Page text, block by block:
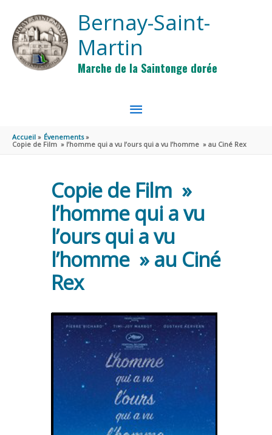
Bernay-Saint-
Martin
Marche de la Saintonge dorée
MENU
PRINCIPAL
Accueil
Évenements
Copie de Film » l’homme qui a vu l’ours qui a vu l’homme » au Ciné Rex
Copie de Film »
l’homme qui a vu
l’ours qui a vu
l’homme » au Ciné
Rex